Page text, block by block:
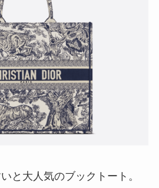
と大人気のブックトート。